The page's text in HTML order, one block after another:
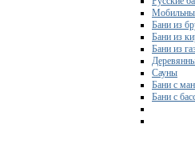
Бани из
Бани из
Бани из
Сауны
Бани с
Бани с